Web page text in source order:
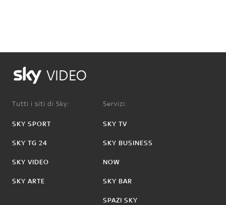
VIDEO
Tutti i siti di Sky:
SKY SPORT
SKY TG 24
SKY VIDEO
SKY ARTE
Servizi:
SKY TV
SKY BUSINESS
NOW
SKY BAR
SPAZI SKY